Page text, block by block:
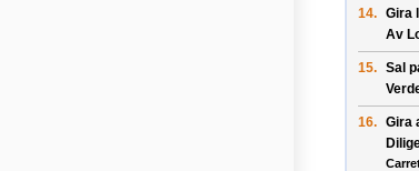
14. Gira
Av
15. Sal
16. Gira